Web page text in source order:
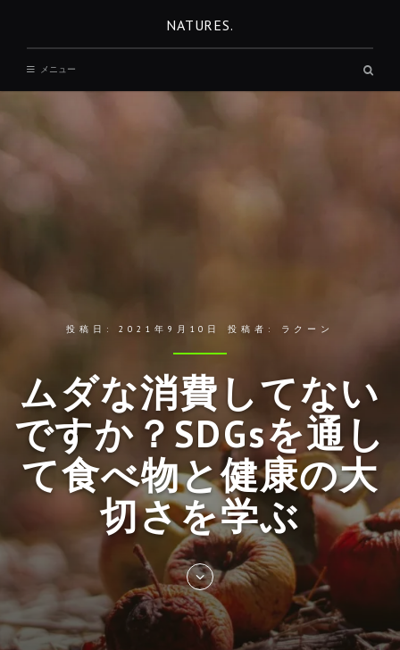
移
NATURES.
メニュー
投稿日:2021年9月10日 投稿者: ラクーン
ムダな消費してない
ですか？SDGsを通し
て食べ物と健康の大
切さを学ぶ
Skip
to
entry
content